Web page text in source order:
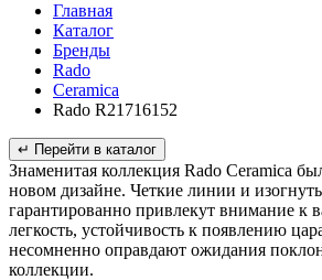
Главная
Каталог
Бренды
Rado
Ceramica
Rado R21716152
↵ Перейти в каталог
Знаменитая коллекция Rado Ceramica
новом дизайне. Четкие линии и
гарантированно привлекут внимание к
легкость, устойчивость к появлению
несомненно оправдают ожидания
коллекции.